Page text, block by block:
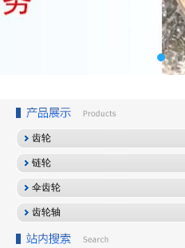
齿轮
链轮
伞齿轮
齿轮轴